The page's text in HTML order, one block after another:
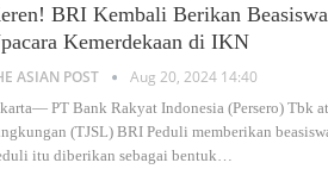
BRI Kembali Berikan
Kemerdekaan di IKN
ASIAN POST Aug 20, 2024 14:40
PT Bank Rakyat Indonesia (Persero) Tbk
(TJSL) BRI Peduli memberikan
itu diberikan sebagai bentuk